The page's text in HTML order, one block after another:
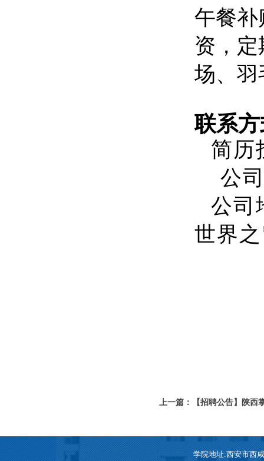
午餐补
资，
场、羽
联系
简历
公司
公司
世界
上一篇：【招聘公告】陕西
学院地址:西安市西